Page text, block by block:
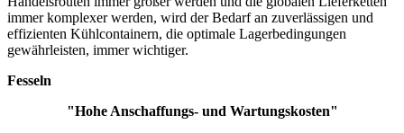
immer komplexer werden, wird der Bedarf an zuverlässigen und
effizienten Kühlcontainern, die optimale Lagerbedingungen
gewährleisten, immer wichtiger.
Fesseln
"Hohe Anschaffungs- und Wartungskosten"